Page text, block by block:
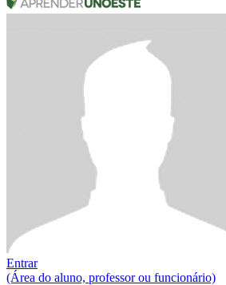
Entrar
(Área do aluno, professor ou funcionário)